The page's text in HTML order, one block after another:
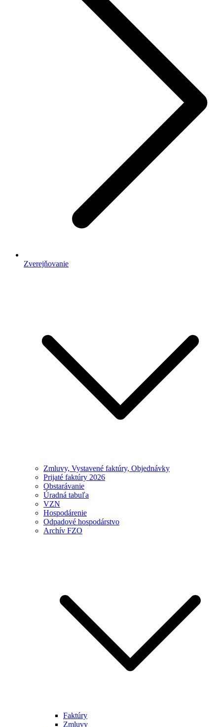
Zverejňovanie
Zmluvy, Vystavené faktúry, Objednávky
Prijaté faktúry 2026
Obstarávanie
Úradná tabuľa
VZN
Hospodárenie
Odpadové hospodárstvo
Archív FZO
Faktúry
Zmluvy